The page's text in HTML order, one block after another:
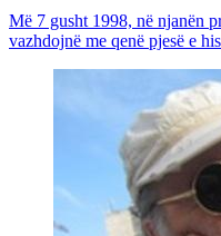
Më 7 gusht 1998, në njanën
vazhdojnë me qenë pjesë e